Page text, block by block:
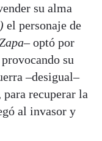
su alma
el personaje de
– optó por
su
–desigual–
recuperar la
al invasor y